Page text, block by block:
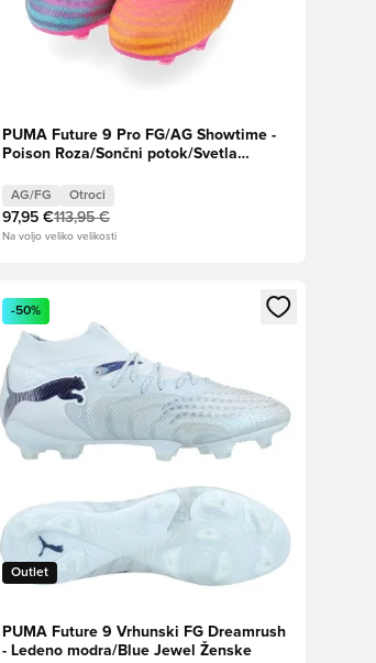
PUMA Future 9 Pro FG/AG Showtime -
Poison Roza/Sončni potok/Svetla
AG/FG Otroci
97,95 €113,95 €
Na voljo veliko velikosti
Odpre Modal za prijavo ali vpis kot član
Outlet
-50%
PUMA Future 9 Vrhunski FG Dreamrush
- Ledeno modra/Blue Jewel Ženske